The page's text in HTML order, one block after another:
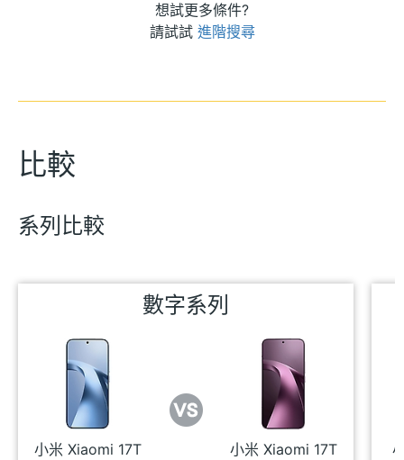
想試更多條件?
請試試 進階搜尋
比較
系列比較
數字系列
小米 Xiaomi 17T
小米 Xiaomi 17T